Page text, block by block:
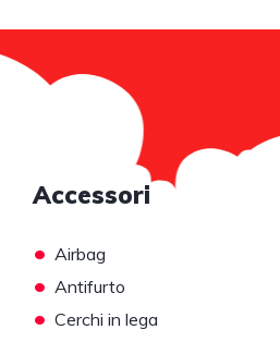
Accessori
• Airbag
• Antifurto
• Cerchi in lega